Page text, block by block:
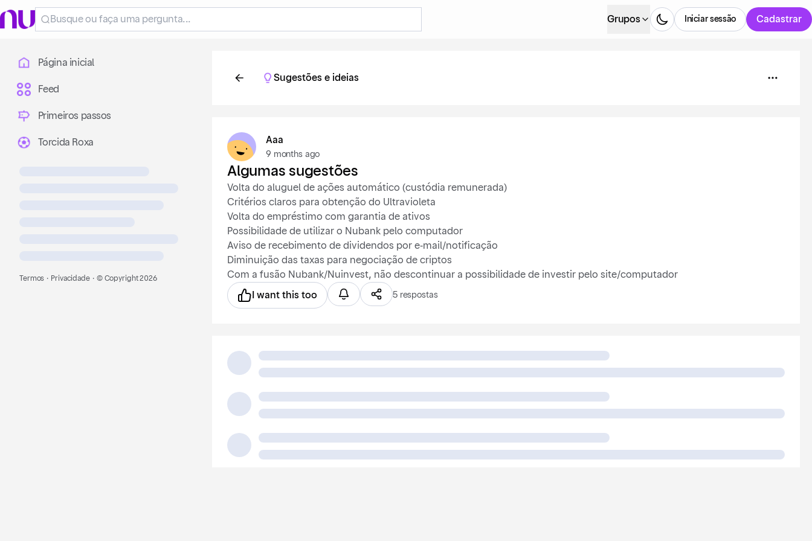
Grupos Cadastrar
Iniciar sessão
Página inicial
Feed
Primeiros passos
Torcida Roxa
Termos · Privacidade · © Copyright2026
Sugestões e ideias
Aaa
9 months ago
Algumas sugestões
Volta do aluguel de ações automático (custódia remunerada)
Critérios claros para obtenção do Ultravioleta
Volta do empréstimo com garantia de ativos
Possibilidade de utilizar o Nubank pelo computador
Aviso de recebimento de dividendos por e-mail/notificação
Diminuição das taxas para negociação de criptos
Com a fusão Nubank/Nuinvest, não descontinuar a possibilidade de investir pelo site/computador
I want this too 5 respostas